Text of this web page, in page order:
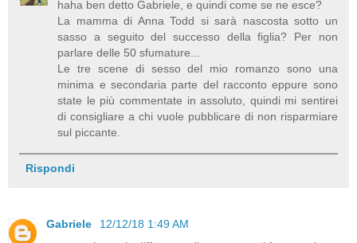
haha ben detto Gabriele, e quindi come se ne esce?
La mamma di Anna Todd si sarà nascosta sotto un
sasso a seguito del successo della figlia? Per non
parlare delle 50 sfumature...
Le tre scene di sesso del mio romanzo sono una
minima e secondaria parte del racconto eppure sono
state le più commentate in assoluto, quindi mi sentirei
di consigliare a chi vuole pubblicare di non risparmiare
sul piccante.
Rispondi
Gabriele
12/12/18 1:49 AM